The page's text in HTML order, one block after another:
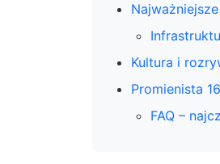
Kultura i
Promienista
FAQ –